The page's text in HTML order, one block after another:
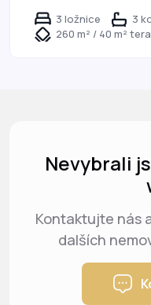
3 ložnice
3
260 m² / 40 m²
Nevybrali
Kontaktujte nás
dalších